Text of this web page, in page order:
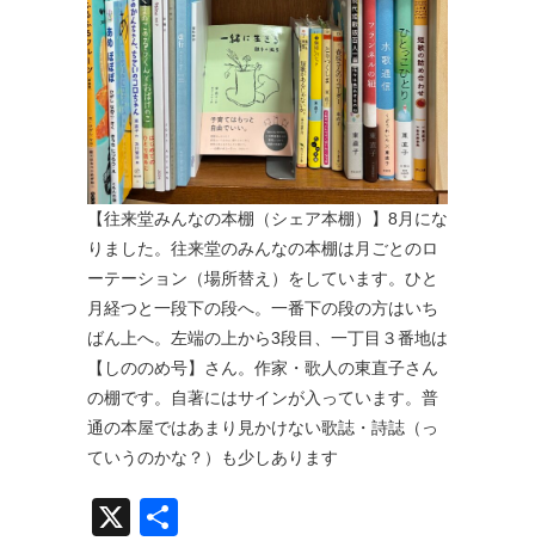
【往来堂みんなの本棚（シェア本棚）】8月にな
りました。往来堂のみんなの本棚は月ごとのロ
ーテーション（場所替え）をしています。ひと
月経つと一段下の段へ。一番下の段の方はいち
ばん上へ。左端の上から3段目、一丁目３番地は
【しののめ号】さん。作家・歌人の東直子さん
の棚です。自著にはサインが入っています。普
通の本屋ではあまり見かけない歌誌・詩誌（っ
ていうのかな？）も少しあります
X